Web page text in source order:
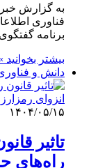
به گزارش
فناوری
برنامه
بیشتر بخوانید
دانش و
۱۴۰۴/۰۵/۱۵
تاثیر
راه‌های